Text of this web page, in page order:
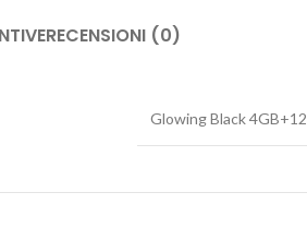
RECENSIONI (0)
Glowing Black